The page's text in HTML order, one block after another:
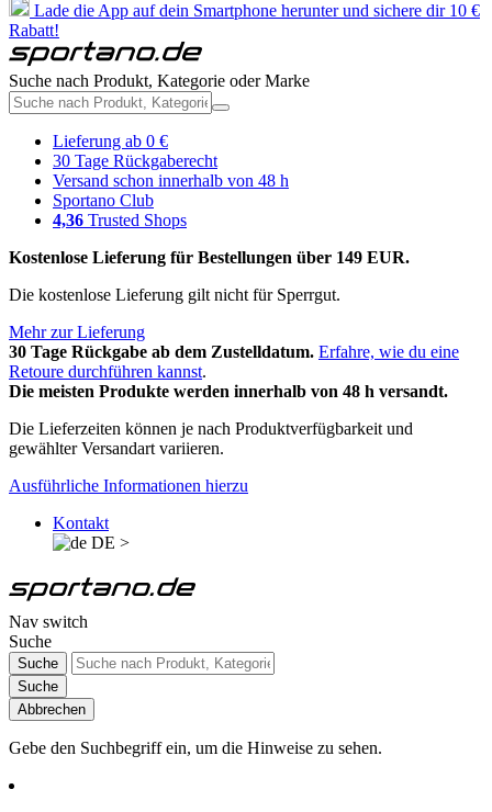
Lade die App auf dein Smartphone herunter und sichere dir 10 €
Rabatt!
Suche nach Produkt, Kategorie oder Marke
Lieferung ab 0 €
30 Tage Rückgaberecht
Versand schon innerhalb von 48 h
Sportano Club
4,36 Trusted Shops
Kostenlose Lieferung für Bestellungen über 149 EUR.
Die kostenlose Lieferung gilt nicht für Sperrgut.
Mehr zur Lieferung
30 Tage Rückgabe ab dem Zustelldatum. Erfahre, wie du eine
Retoure durchführen kannst.
Die meisten Produkte werden innerhalb von 48 h versandt.
Die Lieferzeiten können je nach Produktverfügbarkeit und
gewählter Versandart variieren.
Ausführliche Informationen hierzu
Kontakt
DE >
Nav switch
Suche
Suche
Suche
Abbrechen
Gebe den Suchbegriff ein, um die Hinweise zu sehen.